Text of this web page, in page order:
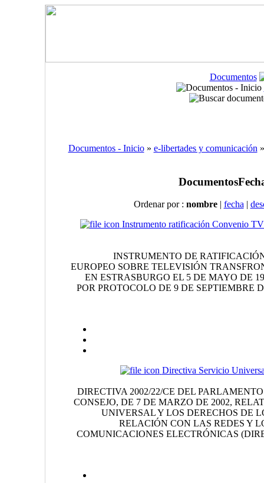
Documentos
Documentos - Inicio» e-libertades y comunicación
Documentos
Ordenar por : nombre | fecha |
Instrumento ratificación Convenio
INSTRUMENTO DE
EUROPEO SOBRE TELEVISIÓN
EN ESTRASBURGO EL 5 DE MAYO DE
POR PROTOCOLO DE 9 DE SEPTIEMBRE
Directiva Servicio
DIRECTIVA 2002/22/CE DEL
CONSEJO, DE 7 DE MARZO DE 2002,
UNIVERSAL Y LOS DERECHOS DE
RELACIÓN CON LAS REDES Y
COMUNICACIONES ELECTRÓNICAS